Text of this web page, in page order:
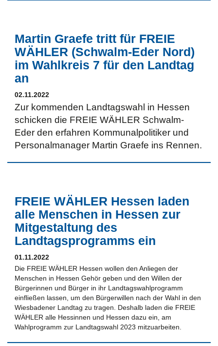
Martin Graefe tritt für FREIE
WÄHLER (Schwalm-Eder Nord)
im Wahlkreis 7 für den Landtag
an
02.11.2022
Zur kommenden Landtagswahl in Hessen
schicken die FREIE WÄHLER Schwalm-
Eder den erfahren Kommunalpolitiker und
Personalmanager Martin Graefe ins Rennen.
FREIE WÄHLER Hessen laden
alle Menschen in Hessen zur
Mitgestaltung des
Landtagsprogramms ein
01.11.2022
Die FREIE WÄHLER Hessen wollen den Anliegen der
Menschen in Hessen Gehör geben und den Willen der
Bürgerinnen und Bürger in ihr Landtagswahlprogramm
einfließen lassen, um den Bürgerwillen nach der Wahl in den
Wiesbadener Landtag zu tragen. Deshalb laden die FREIE
WÄHLER alle Hessinnen und Hessen dazu ein, am
Wahlprogramm zur Landtagswahl 2023 mitzuarbeiten.